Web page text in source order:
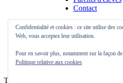
Contact
BEV
Manifestations
Contact
Thème :
© AEP Skol Diwan
Confidentialité et cookies : ce site utilise des
Web, vous acceptez leur utilisation.
Pour en savoir plus, notamment sur la façon
Politique relative aux cookies